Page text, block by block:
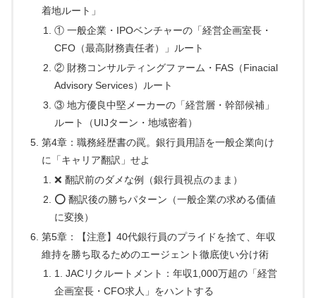
着地ルート」
① 一般企業・IPOベンチャーの「経営企画室長・
CFO（最高財務責任者）」ルート
② 財務コンサルティングファーム・FAS（Finacial
Advisory Services）ルート
③ 地方優良中堅メーカーの「経営層・幹部候補」
ルート（UIJターン・地域密着）
第4章：職務経歴書の罠。銀行員用語を一般企業向け
に「キャリア翻訳」せよ
❌ 翻訳前のダメな例（銀行員視点のまま）
⭕ 翻訳後の勝ちパターン（一般企業の求める価値
に変換）
第5章：【注意】40代銀行員のプライドを捨て、年収
維持を勝ち取るためのエージェント徹底使い分け術
1. JACリクルートメント：年収1,000万超の「経営
企画室長・CFO求人」をハントする